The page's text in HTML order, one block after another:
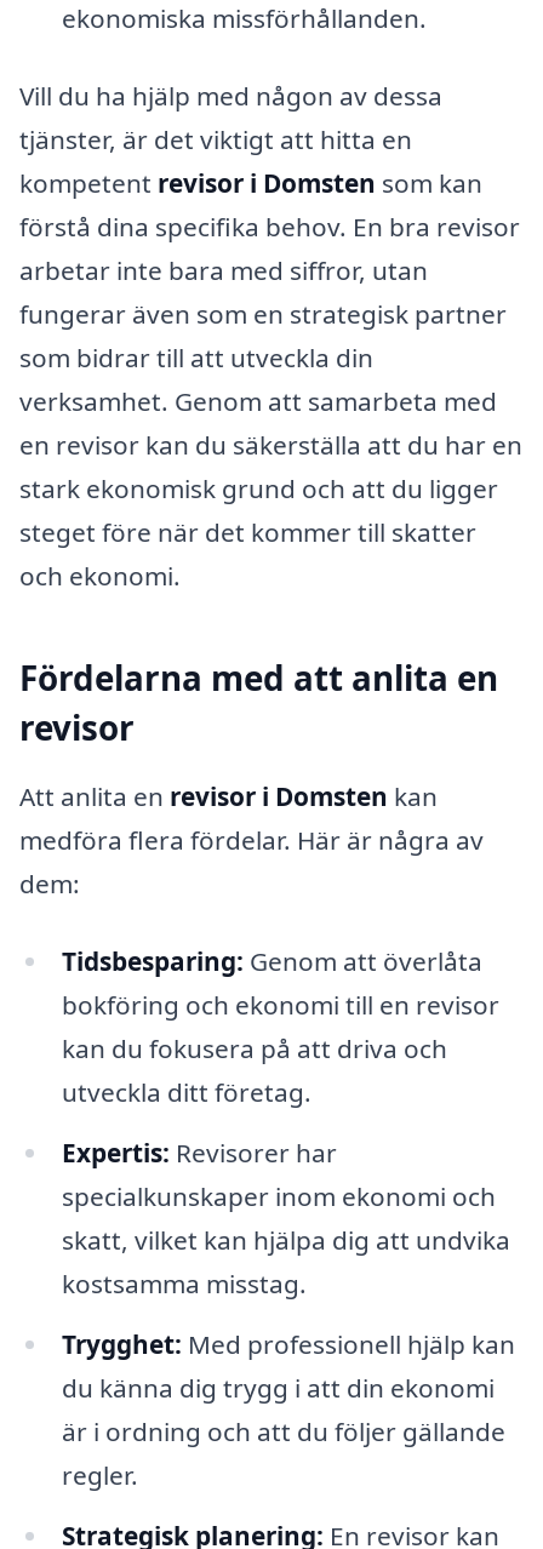
ekonomiska missförhållanden.
Vill du ha hjälp med någon av dessa
tjänster, är det viktigt att hitta en
kompetent revisor i Domsten som kan
förstå dina specifika behov. En bra revisor
arbetar inte bara med siffror, utan
fungerar även som en strategisk partner
som bidrar till att utveckla din
verksamhet. Genom att samarbeta med
en revisor kan du säkerställa att du har en
stark ekonomisk grund och att du ligger
steget före när det kommer till skatter
och ekonomi.
Fördelarna med att anlita en
revisor
Att anlita en revisor i Domsten kan
medföra flera fördelar. Här är några av
dem:
Tidsbesparing: Genom att överlåta
bokföring och ekonomi till en revisor
kan du fokusera på att driva och
utveckla ditt företag.
Expertis: Revisorer har
specialkunskaper inom ekonomi och
skatt, vilket kan hjälpa dig att undvika
kostsamma misstag.
Trygghet: Med professionell hjälp kan
du känna dig trygg i att din ekonomi
är i ordning och att du följer gällande
regler.
Strategisk planering: En revisor kan